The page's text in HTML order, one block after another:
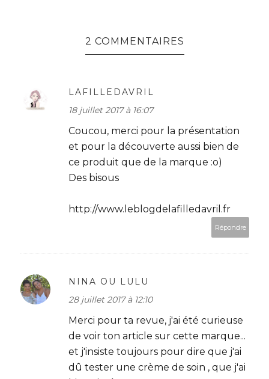
2 COMMENTAIRES
LAFILLEDAVRIL
18 juillet 2017 à 16:07
Coucou, merci pour la présentation
et pour la découverte aussi bien de
ce produit que de la marque :o)
Des bisous
http://www.leblogdelafilledavril.fr
Répondre
NINA OU LULU
28 juillet 2017 à 12:10
Merci pour ta revue, j'ai été curieuse
de voir ton article sur cette marque...
et j'insiste toujours pour dire que j'ai
dû tester une crème de soin , que j'ai